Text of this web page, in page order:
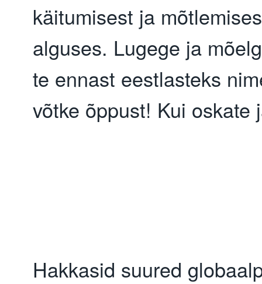
käitumisest ja
alguses. Lugege ja
te ennast eestlasteks
võtke õppust! Kui oskate
Hakkasid suured